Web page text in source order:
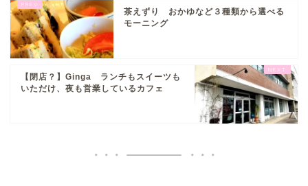
茶えずり おかゆなど３種類から選べる
モーニング
【閉店？】Ginga ランチもスイーツも
いただけ、夜も営業しているカフェ